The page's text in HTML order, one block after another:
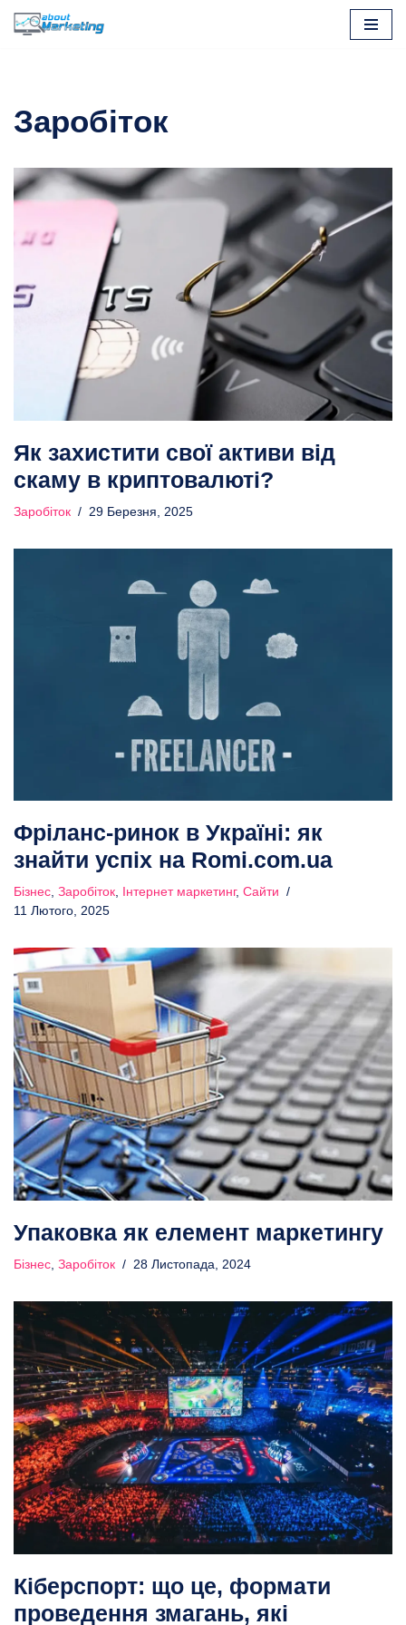
Заробіток
Як захистити свої активи від
скаму в криптовалюті?
Заробіток 29 Березня, 2025
Фріланс-ринок в Україні: як
знайти успіх на Romi.com.ua
Бізнес, Заробіток, Інтернет маркетинг, Сайти
11 Лютого, 2025
Упаковка як елемент маркетингу
Бізнес Заробіток 28 Листопада, 2024
Кіберспорт: що це, формати
проведення змагань, які